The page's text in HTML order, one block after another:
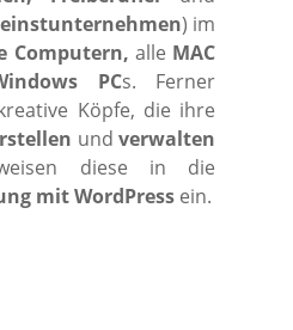
) im
Computern, alle MAC
PCs. Ferner
Köpfe, die ihre
undverwalten
diese in die
mit WordPressein.